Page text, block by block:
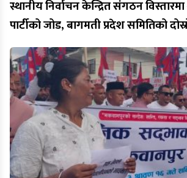
स्थानीय निर्वाचन केन्द्रित संगठन
पार्टीको जोड, बागमती प्रदेश समितिको